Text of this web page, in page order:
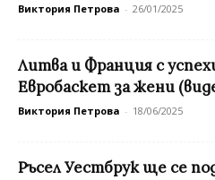
Виктория Петрова - 26/01/2025
Литва и Франция с
Евробаскет за жени
Виктория Петрова - 18/06/2025
Ръсел Уестбрук ще се